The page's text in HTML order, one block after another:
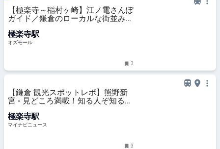
【極楽寺～稲村ヶ崎】江ノ電さんぽ
ガイド／鎌倉のローカルな街並みに
見 - OZmall
極楽寺駅
オズモール
3
【鎌倉 観光スポットレポ】熊野新
宮 - 見どころ満載！知る人ぞ知る
極楽寺駅
マイナビニュース
3